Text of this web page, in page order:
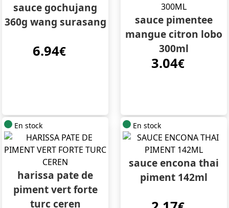
sauce gochujang
360g wang surasang
6.94€
sauce pimentee
mangue citron lobo
300ml
3.04€
En stock
harissa pate de
piment vert forte
turc ceren
En stock
sauce encona thai
piment 142ml